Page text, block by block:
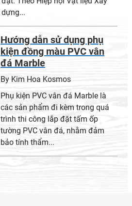
dựng...
Hướng dẫn sử dụng phụ
kiện đồng màu PVC vân
đá Marble
By Kim Hoa Kosmos
Phụ kiện PVC vân đá Marble là
các sản phẩm đi kèm trong quá
trình thi công lắp đặt tấm ốp
tường PVC vân đá, nhằm đảm
bảo tính thẩm...